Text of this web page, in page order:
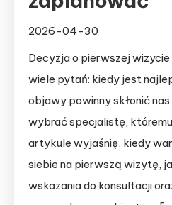
2026-04-30
Decyzja o pierwszej
wiele pytań: kiedy jest
objawy powinny skłonić
wybrać specjalistę,
artykule wyjaśnię, kiedy
siebie na pierwszą wizytę,
wskazania do konsultacji